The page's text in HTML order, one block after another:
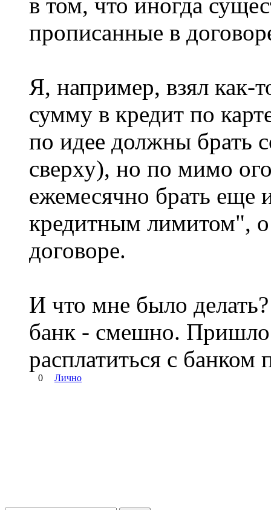
в том, что иногда
прописанные в
Я, например, взял
сумму в кредит по
по идее должны брать
сверху), но по мимо
ежемесячно брать еще
кредитным лимитом", о
договоре.
И что мне было
банк - смешно.
расплатиться с банком
0 Лично